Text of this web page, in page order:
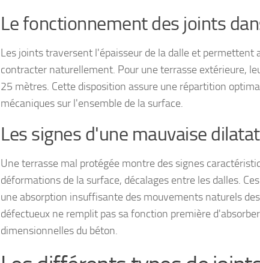
Le fonctionnement des joints
Les joints traversent l'épaisseur de la dalle et permettent
contracter naturellement. Pour une terrasse extérieure,
25 mètres. Cette disposition assure une répartition
mécaniques sur l'ensemble de la surface.
Les signes d'une mauvaise
Une terrasse mal protégée montre des signes
déformations de la surface, décalages entre les dalles.
une absorption insuffisante des mouvements naturels
défectueux ne remplit pas sa fonction première
dimensionnelles du béton.